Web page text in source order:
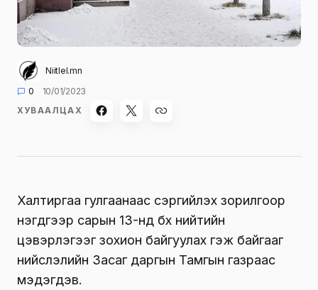
Niitlel.mn
0
10/01/2023
ХУВААЛЦАХ
Халтиргаа гулгаанаас сэргийлэх зорилгоор
нэгдүгээр сарын 13-нд бүх нийтийн
цэвэрлэгээг зохион байгуулах гэж байгааг
нийслэлийн Засаг даргын Тамгын газраас
мэдэгдэв.